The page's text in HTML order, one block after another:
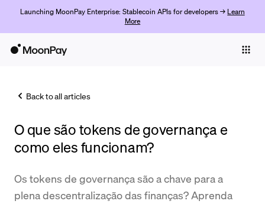
Launching MoonPay Enterprise: Stablecoin APIs for developers → Learn
More
Trade
Company
Back to all articles
O que são tokens de governança e
como eles funcionam?
Os tokens de governança são a chave para a
plena descentralização das finanças? Aprenda